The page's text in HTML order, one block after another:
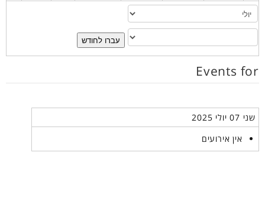
עברו לחודש
Events for
שני 07 יולי 2025
אין אירועים